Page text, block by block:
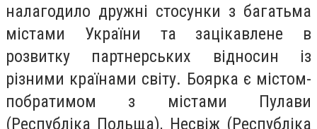
налагодило дружні стосунки з багатьма
містами України та зацікавлене в
розвитку партнерських відносин із
різними країнами світу. Боярка є містом-
побратимом з містами Пулави
(Республіка Польща), Несвіж (Республіка